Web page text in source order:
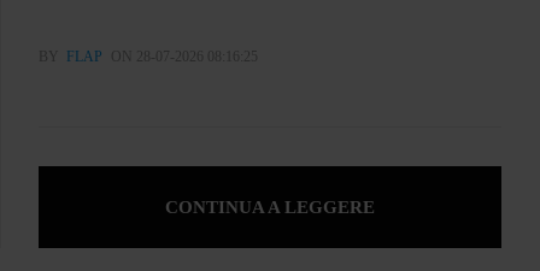
BY FLAP ON 28-07-2026 08:16:25
CONTINUA A LEGGERE